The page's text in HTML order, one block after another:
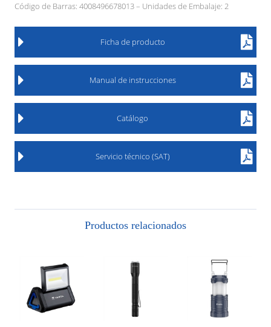
Código de Barras: 4008496678013 – Unidades de Embalaje: 2
Ficha de producto
Manual de instrucciones
Catálogo
Servicio técnico (SAT)
Productos relacionados